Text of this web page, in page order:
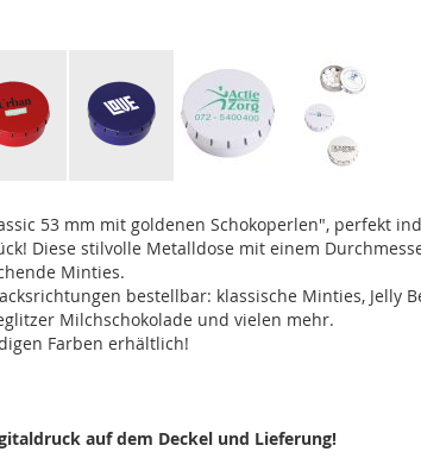
53 mm mit goldenen Schokoperlen", perfekt
Diese stilvolle Metalldose mit einem
Minties.
bestellbar: klassische Minties, Jelly
Milchschokolade und vielen mehr.
Farben erhältlich!
auf dem Deckel und Lieferung!